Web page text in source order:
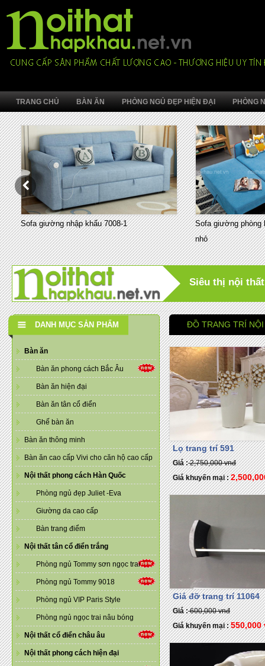
TRANG CHỦ BÀN ĂN PHÒNG NGỦ ĐẸP HIỆN ĐẠI PHÒNG
Sofa giường nhập khẩu 7008-1
Sofa giường phòng
nhỏ
Siêu thị nội
DANH MỤC SẢN PHẨM
Bàn ăn
Bàn ăn phong cách Bắc Âu
Bàn ăn hiện đại
Bàn ăn tân cổ điển
Ghế bàn ăn
Bàn ăn thông minh
Bàn ăn cao cấp Vivi cho căn hộ cao cấp
Nội thất phong cách Hàn Quốc
Phòng ngủ đẹp Juliet -Eva
Giường da cao cấp
Bàn trang điểm
Nội thất tân cổ điển trắng
Phòng ngủ Tommy sơn ngọc trai
Phòng ngủ Tommy 9018
Phòng ngủ VIP Paris Style
Phòng ngủ ngọc trai nâu bóng
Nội thất cổ điển châu âu
Nội thất phong cách hiện đại
ĐỒ TRANG TRÍ
Lọ trang trí 591
Giá :2,750,000 vnđ
Giá khuyến mại :
Giá đỡ trang trí 11064
Giá :600,000 vnđ
Giá khuyến mại : 550,000